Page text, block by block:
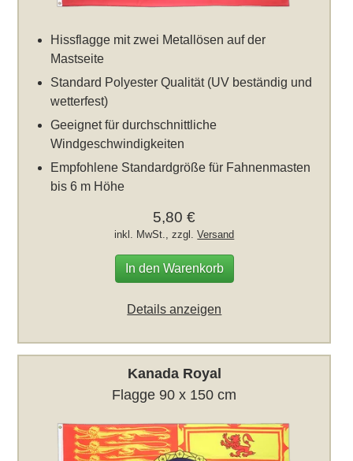
Hissflagge mit zwei Metallösen auf der
Mastseite
Standard Polyester Qualität (UV beständig und
wetterfest)
Geeignet für durchschnittliche
Windgeschwindigkeiten
Empfohlene Standardgröße für Fahnenmasten
bis 6 m Höhe
5,80 €
inkl. MwSt., zzgl.Versand
In den Warenkorb
Details anzeigen
Kanada Royal
Flagge 90 x 150 cm